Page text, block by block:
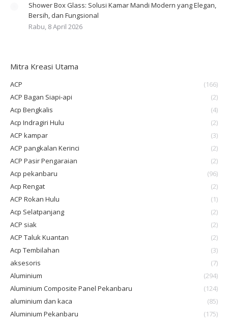
Shower Box Glass: Solusi Kamar Mandi Modern yang Elegan,
Bersih, dan Fungsional
Rabu, 8 April 2026
Mitra Kreasi Utama
ACP
(166)
ACP Bagan Siapi-api
(2)
Acp Bengkalis
(4)
Acp Indragiri Hulu
(2)
ACP kampar
(3)
ACP pangkalan Kerinci
(2)
ACP Pasir Pengaraian
(2)
Acp pekanbaru
(96)
Acp Rengat
(2)
ACP Rokan Hulu
(1)
Acp Selatpanjang
(2)
ACP siak
(2)
ACP Taluk Kuantan
(2)
Acp Tembilahan
(3)
aksesoris
(7)
Aluminium
(294)
Aluminium Composite Panel Pekanbaru
(124)
aluminium dan kaca
(85)
Aluminium Pekanbaru
(175)